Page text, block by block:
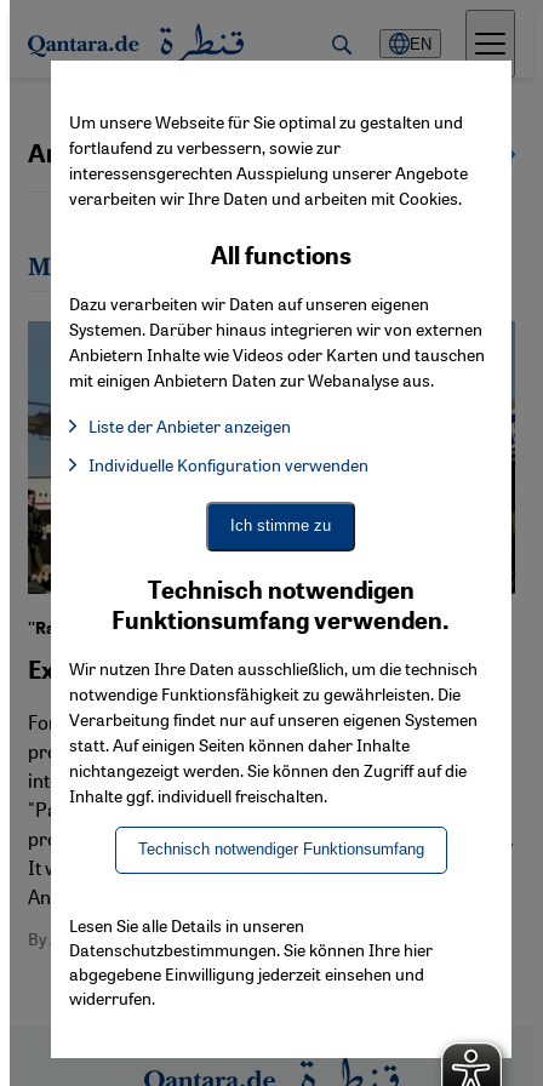
Direkt zum Inhalt springen
EN
Andrea Horakh
Most recent articles by Andrea Horakh
''Razor Film'' Production on the Middle East
Experts on Sensitive Issues and Taboos
For ten years now, Razor Film in Berlin has been
producing films that have provoked audiences and
intentionally broken political taboos. With the films
"Paradise Now" and "Waltz with Bashir", the small
production company achieved a cinematic breakthrough.
It will soon release its first film from Saudi Arabia. By
Andrea Horakh
By Andrea Horakh
Um unsere Webseite für Sie optimal zu gestalten und
fortlaufend zu verbessern, sowie zur
interessensgerechten Ausspielung unserer Angebote
verarbeiten wir Ihre Daten und arbeiten mit Cookies.
Technisch notwendigen
Funktionsumfang verwenden.
Wir nutzen Ihre Daten ausschließlich, um die technisch
notwendige Funktionsfähigkeit zu gewährleisten. Die
Verarbeitung findet nur auf unseren eigenen Systemen
statt. Auf einigen Seiten können daher Inhalte
nichtangezeigt werden. Sie können den Zugriff auf die
Inhalte ggf. individuell freischalten.
Technisch notwendiger Funktionsumfang
All functions
Dazu verarbeiten wir Daten auf unseren eigenen
Systemen. Darüber hinaus integrieren wir von externen
Anbietern Inhalte wie Videos oder Karten und tauschen
mit einigen Anbietern Daten zur Webanalyse aus.
Liste der Anbieter anzeigen
Facebook Embed / Facebook Connect, Google Maps Embed,
Facebook Embed / Facebook Connect
Google Maps Embed
Individuelle Konfiguration verwenden
Ich stimme zu
Lesen Sie alle Details in unseren
Datenschutzbestimmungen. Sie können Ihre hier
abgegebene Einwilligung jederzeit einsehen und
widerrufen.